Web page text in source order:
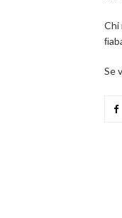
Chi
Se